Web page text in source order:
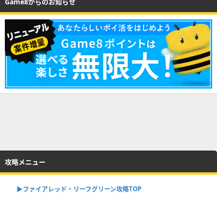
攻略メニュー
▶︎ファイアレッド・リーフグリーン攻略TOP